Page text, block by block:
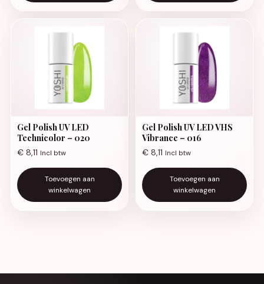
Gel Polish UV LED
Technicolor – 020
€ 8,11 Incl btw
Toevoegen aan
winkelwagen
Gel Polish UV LED VHS
Vibrance – 016
€ 8,11 Incl btw
Toevoegen aan
winkelwagen